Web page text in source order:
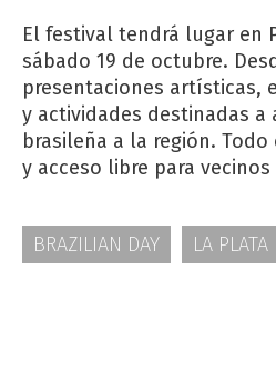
El festival tendrá lugar en
sábado 19 de octubre.
presentaciones artísticas,
y actividades destinadas a
brasileña a la región.
y acceso libre para
BRAZILIAN DAY LA PLATA